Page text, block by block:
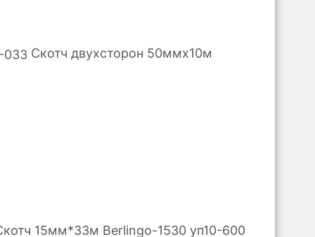
Скотч двухсторон 50ммх10м
15мм*33м Berlingo-1530 уп10-600